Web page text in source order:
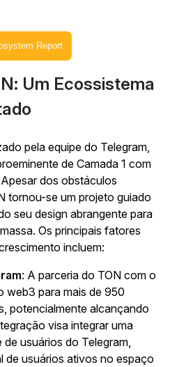
Report
Um Ecossistema
pela equipe do Telegram,
de Camada 1 com
dos obstáculos
tornou-se um projeto guiado
seu design abrangente para
Os principais fatores
incluem:
: A parceria do TON com o
web3 para mais de 950
potencialmente alcançando
visa integrar uma
usuários do Telegram,
de usuários ativos no espaço